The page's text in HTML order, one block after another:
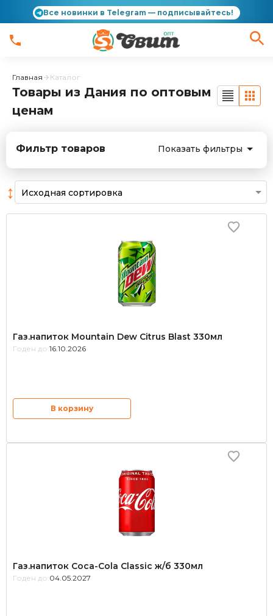
Все новинки в Telegram — подписывайтесь!
Главная Каталог
Товары из Дания по оптовым
ценам
Фильтр товаров Показать фильтры
↕
Газ.напиток Mountain Dew Citrus Blast 330мл
Годен до: 16.10.2026
В корзину
Газ.напиток Coca-Cola Classic ж/б 330мл
Годен до: 04.05.2027